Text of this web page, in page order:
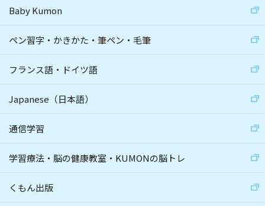
Baby Kumon
ペン習字・かきかた・筆ペン・毛筆
フランス語・ドイツ語
Japanese（日本語）
通信学習
学習療法・脳の健康教室・KUMONの脳トレ
くもん出版